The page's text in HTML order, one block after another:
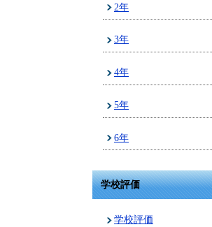
2年
3年
4年
5年
6年
学校評価
学校評価